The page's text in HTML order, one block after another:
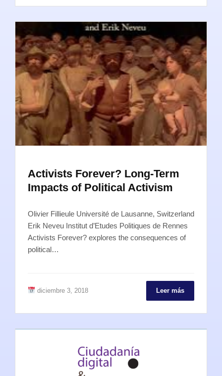
Activists Forever? Long-Term
Impacts of Political Activism
Olivier Fillieule Université de Lausanne, Switzerland
Erik Neveu Institut d’Etudes Politiques de Rennes
Activists Forever? explores the consequences of
political…
diciembre 3, 2018 Leer más